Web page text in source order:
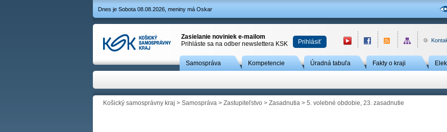
Dnes je Sobota 08.08.2026, meniny má Oskar
Zasielanie noviniek e-mailom
Prihláste sa na odber newslettera KSK
Prihlásiť
Samospráva Kompetencie Úradná tabuľa Fakty o kraji
Košický samosprávny kraj > Samospráva > Zastupiteľstvo > Zasadnutia > 5. volebné obdobie, 23. zasadnutie